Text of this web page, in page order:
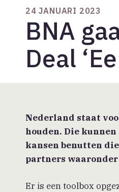
24 JANUARI 2023
BNA
Deal
Nederland staat
houden. Die
kansen benutten
partners waaronder
Er is een toolbox